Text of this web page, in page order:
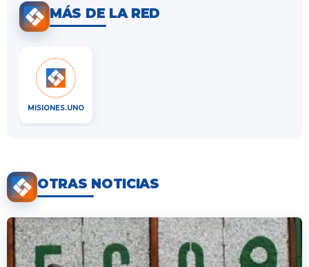
MÁS DE LA RED
MISIONES.UNO
OTRAS NOTICIAS